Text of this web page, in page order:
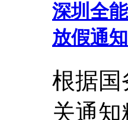
深圳全
放假通知
根据国
关通知